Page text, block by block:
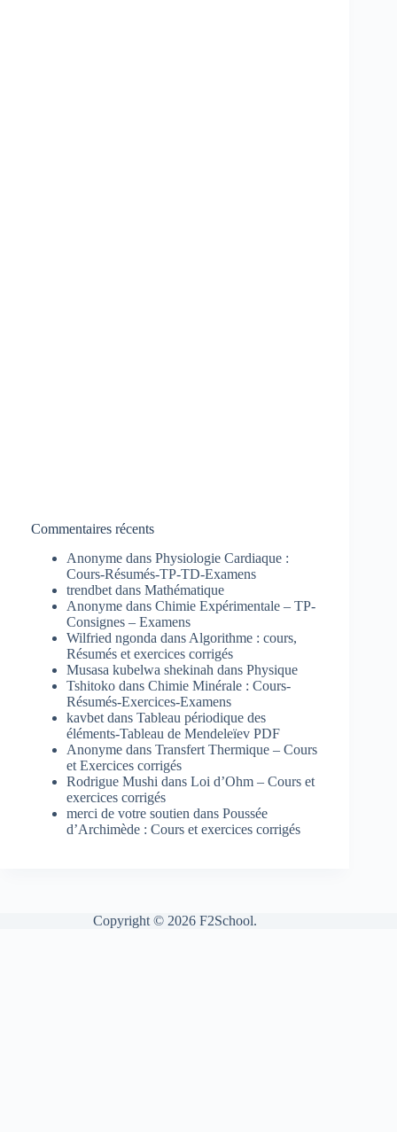
Commentaires récents
Anonyme dans Physiologie Cardiaque :
Cours-Résumés-TP-TD-Examens
trendbet dans Mathématique
Anonyme dans Chimie Expérimentale – TP-
Consignes – Examens
Wilfried ngonda dans Algorithme : cours,
Résumés et exercices corrigés
Musasa kubelwa shekinah dans Physique
Tshitoko dans Chimie Minérale : Cours-
Résumés-Exercices-Examens
kavbet dans Tableau périodique des
éléments-Tableau de Mendeleïev PDF
Anonyme dans Transfert Thermique – Cours
et Exercices corrigés
Rodrigue Mushi dans Loi d’Ohm – Cours et
exercices corrigés
merci de votre soutien dans Poussée
d’Archimède : Cours et exercices corrigés
Copyright © 2026 F2School.